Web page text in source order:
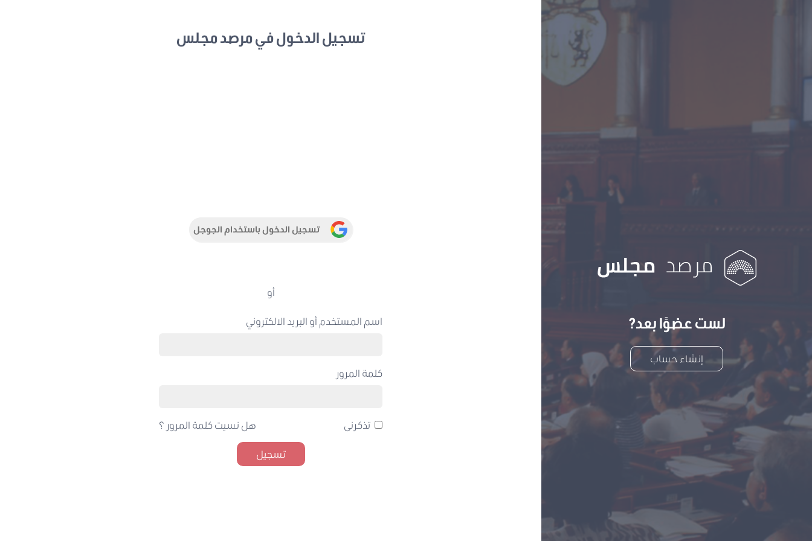
لست عضوًا بعد?
إنشاء حساب
تسجيل الدخول في مرصد مجلس
تسجيل الدخول باستخدام الجوجل
أو
اسم المستخدم أو البريد الالكتروني
كلمة المرور
تذكرنى هل نسيت كلمة المرور ؟